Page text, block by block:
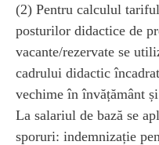
(2) Pentru calculul
posturilor didactice de
vacante/rezervate se
cadrului didactic
vechime în învățământ
La salariul de bază se
sporuri: indemnizație